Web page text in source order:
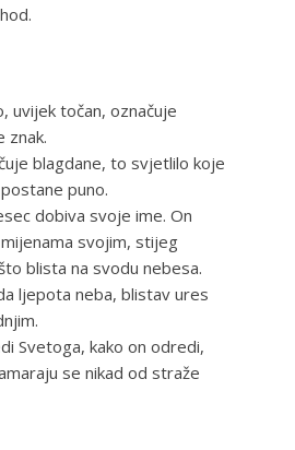
uvijek točan, označuje
znak.
blagdane, to svjetlilo koje
puno.
dobiva svoje ime. On
svojim, stijeg
blista na svodu nebesa.
ljepota neba, blistav ures
Svetoga, kako on odredi,
se nikad od straže